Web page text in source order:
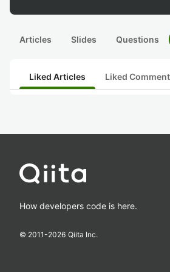
Articles Slides Questions
Liked Articles Liked
How developers code is here.
© 2011-2026 Qiita Inc.